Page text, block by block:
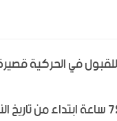
تفتح فترة الطعون للاداريين